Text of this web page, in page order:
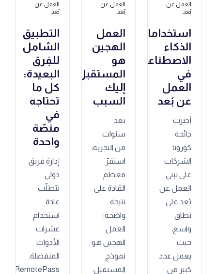
العمل عن
بُعد
استخدامات
الذكاء
الاصطناعي
في
العمل
عن بُعد
أجبرت
جائحة
كورونا
الشركات
على تبني
العمل عن
بُعد على
نطاق
واسع،
حيث
يعمل عدد
كبير من
العمل عن
بُعد
العمل
الهجين
هو
المستقبل:
إليك
السبب
بعد
سنوات
من التجربة،
استقرّ
معظم
القادة على
نتيجة
واضحة:
العمل
الهجين هو
نموذج
المستقبل.
العمل عن
بُعد
التطبيق
الشامل
للفِرق
البعيدة:
كل ما
تحتاجه
في
منصّة
واحدة
إدارة فريق
دولي
تتطلّب
عادة
استخدام
عشرات
الأدوات
المنفصلة.
RemotePass